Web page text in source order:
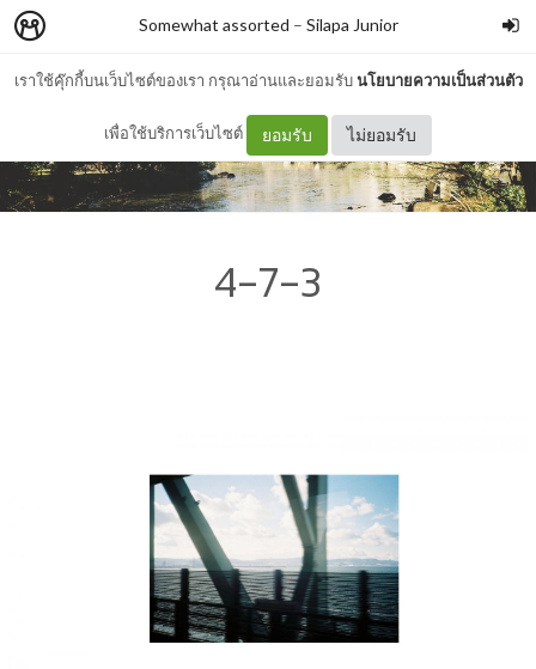
เราใช้คุ๊กกี้บนเว็บไซต์ของเรา กรุณาอ่านและยอมรับนโยบายความเป็นส่วนตัว
เพื่อใช้บริการเว็บไซต์ ยอมรับ ไม่ยอมรับ
Somewhat assorted – Silapa Junior
4-7-3